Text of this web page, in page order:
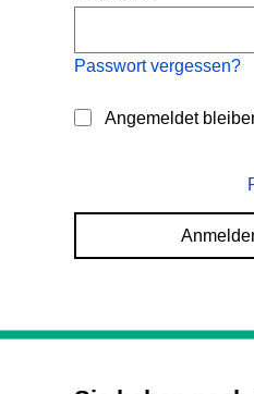
Passwort vergessen?
Angemeldet